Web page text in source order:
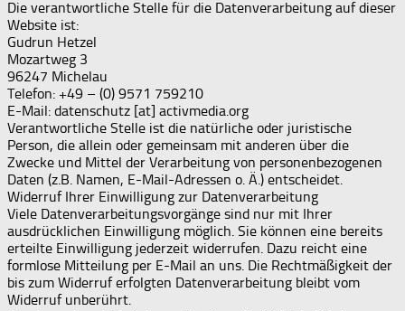
Die verantwortliche Stelle für die Datenverarbeitung auf dieser
Website ist:
Gudrun Hetzel
Mozartweg 3
96247 Michelau
Telefon: +49 – (0) 9571 759210
E-Mail: datenschutz [at] activmedia.org
Verantwortliche Stelle ist die natürliche oder juristische
Person, die allein oder gemeinsam mit anderen über die
Zwecke und Mittel der Verarbeitung von personenbezogenen
Daten (z.B. Namen, E-Mail-Adressen o. Ä.) entscheidet.
Widerruf Ihrer Einwilligung zur Datenverarbeitung
Viele Datenverarbeitungsvorgänge sind nur mit Ihrer
ausdrücklichen Einwilligung möglich. Sie können eine bereits
erteilte Einwilligung jederzeit widerrufen. Dazu reicht eine
formlose Mitteilung per E-Mail an uns. Die Rechtmäßigkeit der
bis zum Widerruf erfolgten Datenverarbeitung bleibt vom
Widerruf unberührt.